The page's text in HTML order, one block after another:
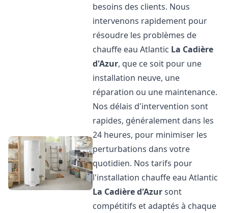
besoins des clients. Nous
intervenons rapidement pour
résoudre les problèmes de
chauffe eau Atlantic La Cadière
d'Azur, que ce soit pour une
installation neuve, une
réparation ou une maintenance.
Nos délais d'intervention sont
rapides, généralement dans les
24 heures, pour minimiser les
perturbations dans votre
quotidien. Nos tarifs pour
l'installation chauffe eau Atlantic
La Cadière d'Azursont
compétitifs et adaptés à chaque